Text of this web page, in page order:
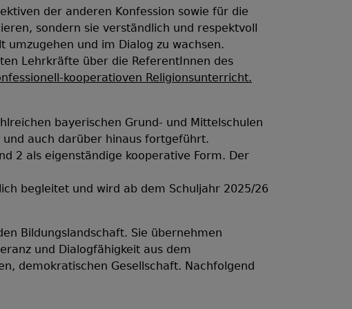
der anderen Konfession sowie für die
sondern sie verständlich und respektvoll
und im Dialog zu wachsen.
Lehrkräfte über die ReferentInnen des
kooperatioven Religionsunterricht.
bayerischen Grund- und Mittelschulen
auch darüber hinaus fortgeführt.
2 als eigenständige kooperative Form. Der
begleitet und wird ab dem Schuljahr 2025/26
Bildungslandschaft. Sie übernehmen
und Dialogfähigkeit aus dem
demokratischen Gesellschaft. Nachfolgend